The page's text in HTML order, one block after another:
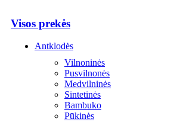
Visos prekės
Antklodės
Vilnoninės
Pusvilnonės
Medvilninės
Sintetinės
Bambuko
Pūkinės